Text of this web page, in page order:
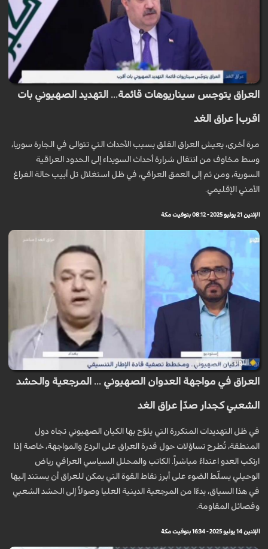
العراق يتوجس سيناريوهات قائمة... التهديد الصهيوني بات
اقرب| عراق الغد
مرة أخرى، يعيش العراق القلق بسبب الأحداث التي تتوالى في الجارة سوريا،
وسط مخاوف من انتقال شرارة أحداث السويداء إلى الحدود العراقية
السورية، ومن ثم إلى العمق العراقي، في ظل استغلال تل أبيب حالة الفراغ
الأمني الإقليمي.
الإثنين 21 يوليو 2025 - 08:12 بتوقيت مكة
العراق في مواجهة العدوان الصهيوني ... المرجعية والحشد
الشعبي كجدار صدّ| عراق الغد
في ظل التهديدات المتكررة التي يلوّح بها الكيان الصهيوني تجاه دول
المنطقة، تُطرح تساؤلات حول قدرة العراق على الردع والمواجهة، خاصة إذا
ارتكب العدو اعتداءً مباشراً. الكاتب والمحلل السياسي العراقي رياض
الوحيلي يسلّط الضوء على أبرز نقاط القوة التي يمكن للعراق أن يستند إليها
في هذا السياق، بدءًا من المرجعية الدينية العليا وصولاً إلى الحشد الشعبي
وفصائل المقاومة.
الإثنين 14 يوليو 2025 - 16:34 بتوقيت مكة